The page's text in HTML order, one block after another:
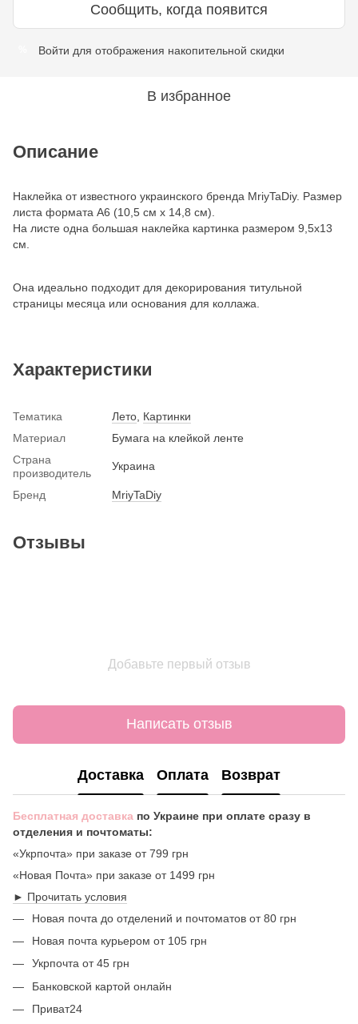
Сообщить, когда появится
Войти для отображения накопительной скидки
В избранное
Описание
Наклейка от известного украинского бренда MriyTaDiy. Размер
листа формата А6 (10,5 см х 14,8 см).
На листе одна большая наклейка картинка размером 9,5х13
см.
Она идеально подходит для декорирования титульной
страницы месяца или основания для коллажа.
Характеристики
Тематика Лето Картинки
Материал
Бумага на клейкой ленте
Страна
производитель
Украина
Бренд MriyTaDiy
Отзывы
Добавьте первый отзыв
Написать отзыв
Доставка Оплата Возврат
Бесплатная доставка по Украине при оплате сразу в
отделения и почтоматы:
«Укрпочта» при заказе от 799 грн
«Новая Почта» при заказе от 1499 грн
► Прочитать условия
Новая почта до отделений и почтоматов от 80 грн
Новая почта курьером от 105 грн
Укрпочта от 45 грн
Банковской картой онлайн
Приват24